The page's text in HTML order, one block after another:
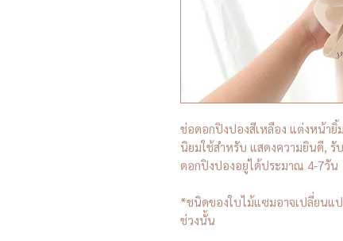
ช่อดอกปิงปองสีเหลือง แต่งหน้า
นิยมใช้สำหรับ แสดงความยินดี,
ดอกปิงปองอยู่ได้ประมาณ 4-7วัน
*ชนิดของใบไม้แซมอาจเปลี่ยนแ
ช่วงนั้น